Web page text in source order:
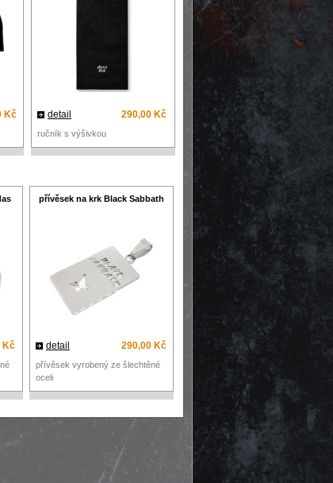
Kč 290,00 Kč
detail
ručník s výšivkou
přívěsek na krk Black Sabbath
Kč 290,00 Kč
detail
přívěsek vyrobený ze šlechtěné
oceli